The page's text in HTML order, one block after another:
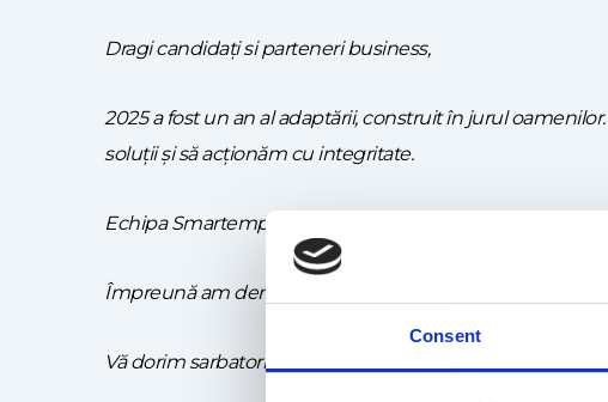
Consent
Dragi candidați si parteneri business,
2025 a fost un an al adaptării, construit în jurul
soluții și să acționăm cu integritate.
Echipa Smartemp România vă mulțumește pentru
Împreună am demonstrat că lucrurile bine făcute se
Vă dorim sarbatori liniștite, cu momente de suflet alături